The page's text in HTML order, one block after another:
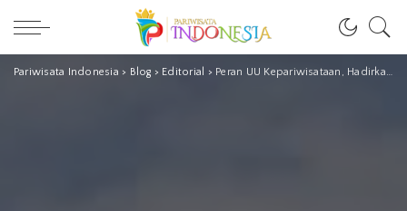
Pariwisata Indonesia > Blog > Editorial > Peran UU Kepariwisataan, Hadirkan DPSP Borobudur Jadi Pariwisata Berkualitas Antara Harapan dan Kenyataan